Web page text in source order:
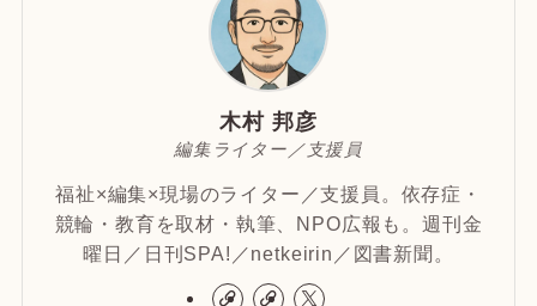
木村 邦彦
編集ライター／支援員
福祉×編集×現場のライター／支援員。依存症・
競輪・教育を取材・執筆、NPO広報も。週刊金
曜日／日刊SPA!／netkeirin／図書新聞。